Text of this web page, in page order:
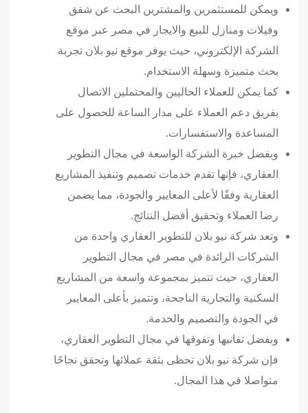
ويمكن للمستثمرين والمشترين البحث عن شقق
وفيلات ومنازل للبيع والايجار في مصر عبر موقع
الشركة الإلكتروني، حيث يوفر موقع نيو بلان تجربة
بحث متميزة وسهلة الاستخدام.
كما يمكن للعملاء الحاليين والمحتملين الاتصال
بفريق دعم العملاء على مدار الساعة للحصول على
المساعدة والاستفسارات.
وبفضل خبرة الشركة الواسعة في مجال التطوير
العقاري، فإنها تقدم خدمات تصميم وتنفيذ المشاريع
العقارية وفقًا لأعلى المعايير والجودة، مما يضمن
رضا العملاء وتحقيق أفضل النتائج.
وتعد شركة نيو بلان للتطوير العقاري واحدة من
الشركات الرائدة في مصر في مجال التطوير
العقاري، حيث تتميز بمجموعة واسعة من المشاريع
السكنية والتجارية الناجحة، وتتميز بأعلى المعايير
في الجودة والتصميم والخدمة.
وبفضل تفانيها وتفوقها في مجال التطوير العقاري،
فإن شركة نيو بلان تحظى بثقة عملائها وتحقق نجاحًا
متواصلا في هذا المجال.